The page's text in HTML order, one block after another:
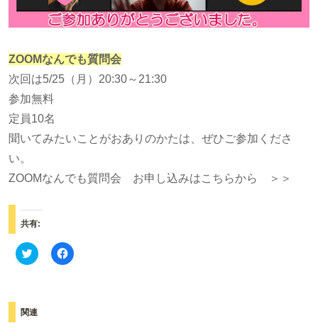
ZOOMなんでも質問会
次回は5/25（月）20:30～21:30
参加無料
定員10名
聞いてみたいことがおありのかたは、ぜひご参加くださ
い。
ZOOMなんでも質問会 お申し込みはこちらから ＞＞
共有:
ク
リ
T
w
F
a
関連